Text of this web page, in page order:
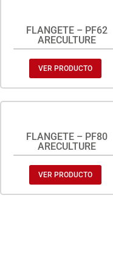
FLANGETE – PF62
ARECULTURE
VER PRODUCTO
FLANGETE – PF80
ARECULTURE
VER PRODUCTO